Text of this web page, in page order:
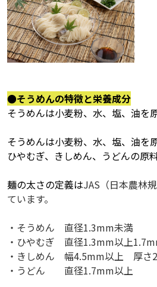
●そうめんの特徴と栄養成分
そうめんは小麦粉、水、塩、油を
そうめんは小麦粉、水、塩、油を
ひやむぎ、きしめん、うどんの原
麺の太さの定義はJAS（日本農林
ています。
・そうめん 直径1.3mm未満
・ひやむぎ 直径1.3mm以上
・きしめん 幅4.5mm以上 厚さ
・うどん 直径1.7mm以上